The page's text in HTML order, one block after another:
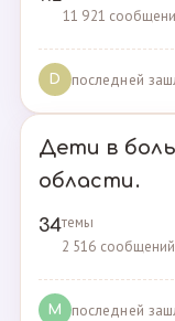
11 921
D последней
Дети в
области.
34темы
2 516 сообщений
M последней